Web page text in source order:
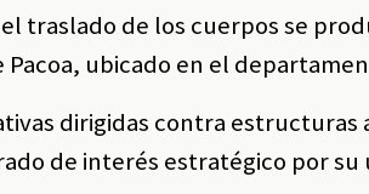
traslado de los cuerpos se
ubicado en el
dirigidas contra estructuras
de interés estratégico por su